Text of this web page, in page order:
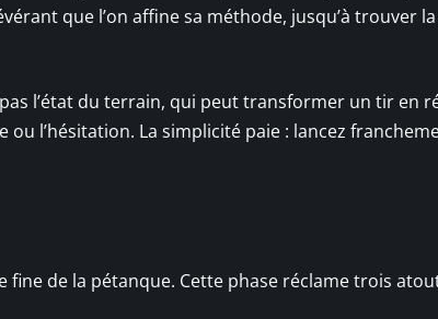
que l’on affine sa méthode, jusqu’à trouver
l’état du terrain, qui peut transformer un tir en
l’hésitation. La simplicité paie : lancez
fine de la pétanque. Cette phase réclame trois